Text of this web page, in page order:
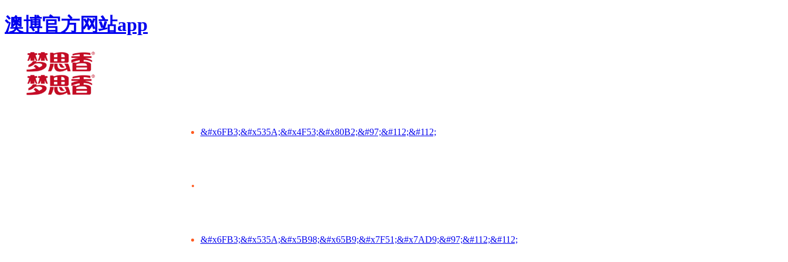
澳博官方网站app
&#x6FB3;&#x535A;&#x4F53;&#x80B2;&#97;&#112;&#112;
&#x6FB3;&#x535A;&#x5B98;&#x65B9;&#x7F51;&#x7AD9;&#97;&#112;&#112;